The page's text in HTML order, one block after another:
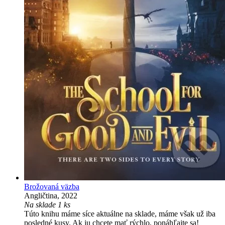
Brožovaná väzba
Angličtina, 2022
Na sklade 1 ks
Túto knihu máme síce aktuálne na sklade, máme však už iba
posledné kusy. Ak ju chcete mať rýchlo, ponáhľajte sa!